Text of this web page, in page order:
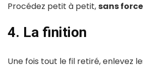
Procédez petit à petit,sans
4. La finition
Une fois tout le fil retiré, enlevez